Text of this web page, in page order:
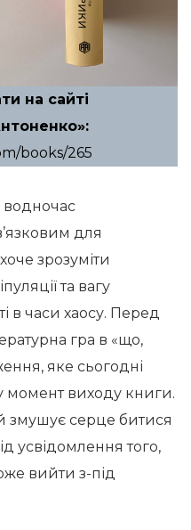
на сайті
books/265
для
зрозуміти
та вагу
в часи хаосу. Перед
гра в «що,
яке сьогодні
момент виходу книги.
змушує серце битися
усвідомлення того,
вийти з-під